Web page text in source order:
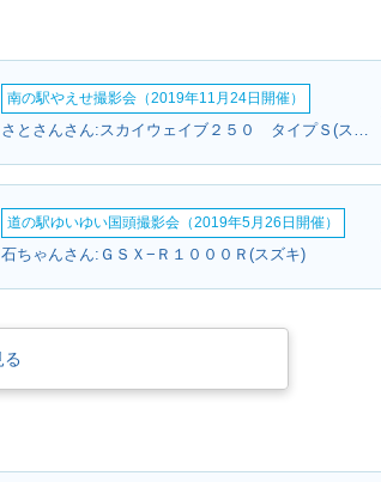
2006年 Let's 4G・マイ
2006年 Let's 4・マイナ
南の駅やえせ撮影会（2019年11月24日開催）
さとさんさん:スカイウェイブ２５０ タイプＳ(スズキ)
道の駅ゆいゆい国頭撮影会（2019年5月26日開催）
石ちゃんさん:ＧＳＸ−Ｒ１０００Ｒ(スズキ)